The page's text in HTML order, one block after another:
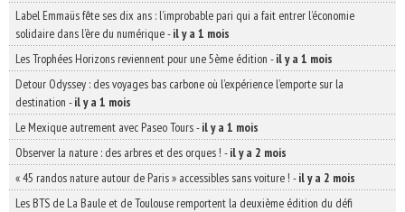
Label Emmaüs fête ses dix ans : l’improbable pari qui a fait entrer l’économie
solidaire dans l’ère du numérique-il y a 1 mois
Les Trophées Horizons reviennent pour une 5ème édition -il y a 1 mois
Detour Odyssey : des voyages bas carbone où l’expérience l’emporte sur la
destination -il y a 1 mois
Le Mexique autrement avec Paseo Tours-il y a 1 mois
Observer la nature : des arbres et des orques ! -il y a 2 mois
« 45 randos nature autour de Paris » accessibles sans voiture ! -il y a 2 mois
Les BTS de La Baule et de Toulouse remportent la deuxième édition du défi